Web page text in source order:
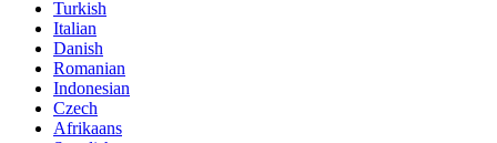
Turkish
Italian
Danish
Romanian
Indonesian
Czech
Afrikaans